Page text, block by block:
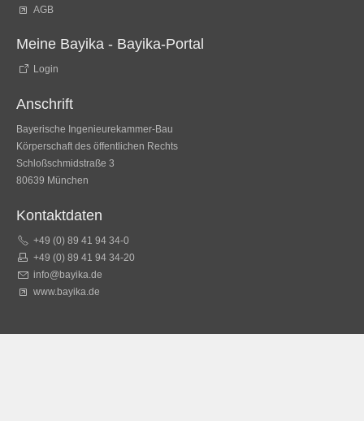
AGB
Meine Bayika - Bayika-Portal
Login
Anschrift
Bayerische Ingenieurekammer-Bau
Körperschaft des öffentlichen Rechts
Schloßschmidstraße 3
80639 München
Kontaktdaten
+49 (0) 89 41 94 34-0
+49 (0) 89 41 94 34-20
info@bayika.de
www.bayika.de